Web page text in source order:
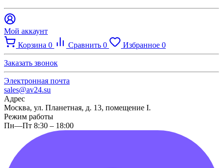
Мой аккаунт
Корзина 0 Сравнить 0 Избранное 0
Заказать звонок
Электронная почта
sales@av24.su
Адрес
Москва, ул. Планетная, д. 13, помещение I.
Режим работы
Пн—Пт 8:30 – 18:00